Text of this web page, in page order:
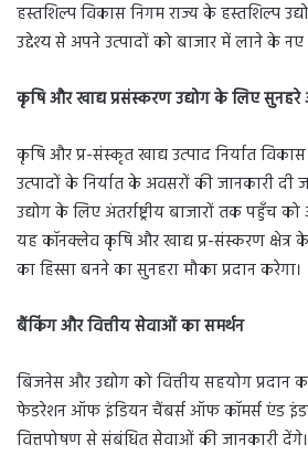
हस्तशिल्प विकास निगम राज्य के हस्तशिल्प
उद्देश्य से अपने उत्पादों को बाजार में लाने के नए
कृषि और खाद्य प्रसंस्करण उद्योग के लिए
कृषि और प्र-संस्कृत खाद्य उत्पाद निर्यात विकास
उत्पादों के निर्यात के अवसरों की जानकारी दी
उद्योग के लिए अंतर्राष्ट्रीय बाजारों तक पहुँच
यह कॉनक्लेव कृषि और खाद्य प्र-संस्करण क्षेत्र के
का हिस्सा बनने का सुनहरा मौका प्रदान करेगा।
बैंकिंग और वित्तीय सेवाओं का समर्थन
बिजनेस और उद्योग को वित्तीय सहयोग
फेडरेशन ऑफ इंडियन चैंबर्स ऑफ कॉमर्स एंड
वित्तपोषण से संबंधित सेवाओं की जानकारी